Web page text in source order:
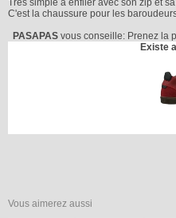
Trés simple à enfiler avec son zip et
C'est la chaussure pour les
PASAPAS vous conseille: Prenez la
Existe
Vous aimerez aussi